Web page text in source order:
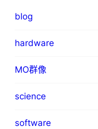
blog
hardware
MO群像
science
software